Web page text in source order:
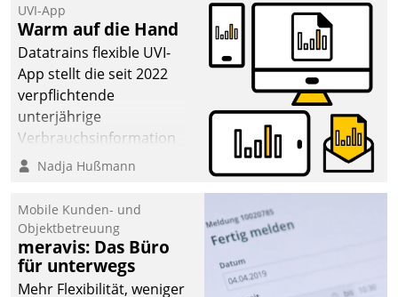
UVI-App
Warm auf die Hand
Datatrains flexible UVI-
App stellt die seit 2022
verpflichtende
unterjährige
Verbrauchsinformation
schnell, zuverlässig und
Die monatlichen
Mitteilungen zum
Heizungs- und
Wasserverbrauch gehen
automatisiert, vollständig
Nadja Hußmann
Mobile Kunden- und
Objektbetreuung
meravis: Das Büro
für unterwegs
Mehr Flexibilität, weniger